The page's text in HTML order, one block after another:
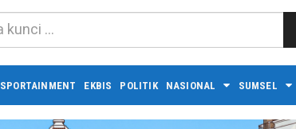
SPORTAINMENT EKBIS POLITIK NASIONAL SUMSEL